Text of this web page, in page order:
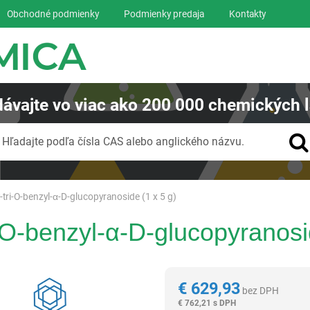
tri-O-benzyl-α-D-glucopyranoside (1 x 5 g)
benzyl-α-D-
€629,93 bez DPH
€ 762,21 s DPH
Obchodné podmienky Podmienky predaja Kontakty
vo viac ako200 000 chemických
Hľadajte podľa čísla CAS alebo anglického názvu.